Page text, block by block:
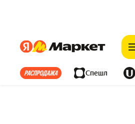
ЯндексЯндекс
Все хиты Спешл